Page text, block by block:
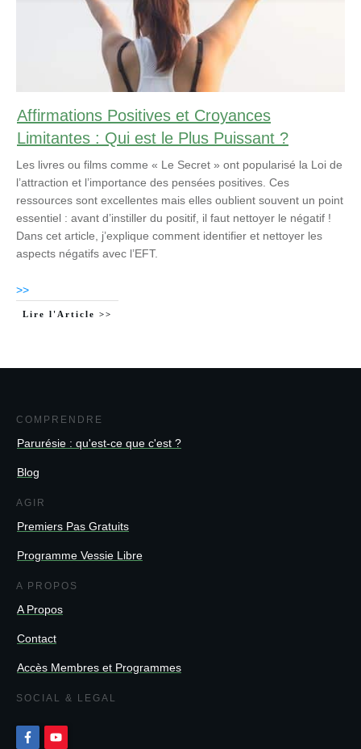
Affirmations Positives et Croyances
Limitantes : Qui est le Plus Puissant ?
Les livres ou films comme « Le Secret » ont popularisé la Loi de
l’attraction et l’importance des pensées positives. Ces
ressources sont excellentes mais elles oublient souvent un point
essentiel : avant d’instiller du positif, il faut nettoyer le négatif !
Dans cet article, j’explique comment identifier et nettoyer les
aspects négatifs avec l’EFT.
>>
Lire l'Article >>
COMPRENDRE
Parurésie : qu'est-ce que c'est ?
Blog
AGIR
Premiers Pas Gratuits
Programme Vessie Libre
A PROPOS
A Propos
Contact
Accès Membres et Programmes
SOCIAL & LEGAL